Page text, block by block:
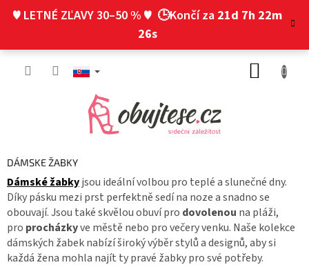
♥ LETNÉ ZĽAVY 30–50 % ♥ 🕒Končí za 21d 7h 22m
25s
DÁMSKE ŽABKY
Dámskéžabkyjsou ideální volbou pro teplé a slunečné dny.
Díky pásku mezi prst perfektně sedí na noze a snadno se
obouvají. Jsou také skvělou obuví pro dovolenou na pláži,
pro procházkyve městě nebo pro večery venku. Naše kolekce
dámských žabek nabízí široký výběr stylů a designů, aby si
každá žena mohla najít ty pravé žabky pro své potřeby.